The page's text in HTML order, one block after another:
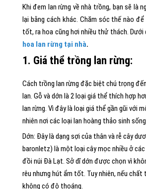
Khi đem lan rừng về nhà trồng, bạn sẽ là
lại bằng cách khác. Chăm sóc thế nào
tốt, ra hoa cũng hơi nhiều thử thách. Dưới
hoa lan rừng tại nhà.
1. Giá thể trồng lan rừng:
Cách trồng lan rừng đặc biệt chú trọng
lan. Gỗ và dớn là 2 loại giá thể thích hợp
lan rừng. Vì đây là loại giá thể gần gũi với
nhiên nơi các loại lan hoàng thảo sinh
Dớn: Đây là dạng sợi của thân và rễ cây
baronletz) là một loại cây mọc nhiều ở các
đồi núi Đà Lạt. Sở dĩ dớn được chọn vì
rêu nhưng hút ẩm tốt. Tuy nhiên, nếu
không có độ thoáng.